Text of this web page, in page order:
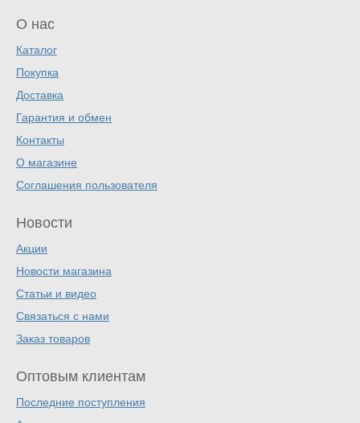
О нас
Каталог
Покупка
Доставка
Гарантия и обмен
Контакты
О магазине
Соглашения пользователя
Новости
Акции
Новости магазина
Статьи и видео
Связаться с нами
Заказ товаров
Оптовым клиентам
Последние поступления